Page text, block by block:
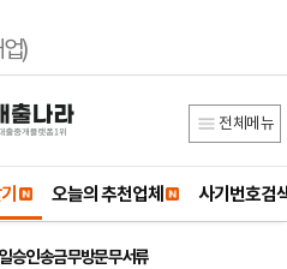
)
전체메뉴
오늘의 추천업체 사기번호검
승인 송금 무방문 무서류